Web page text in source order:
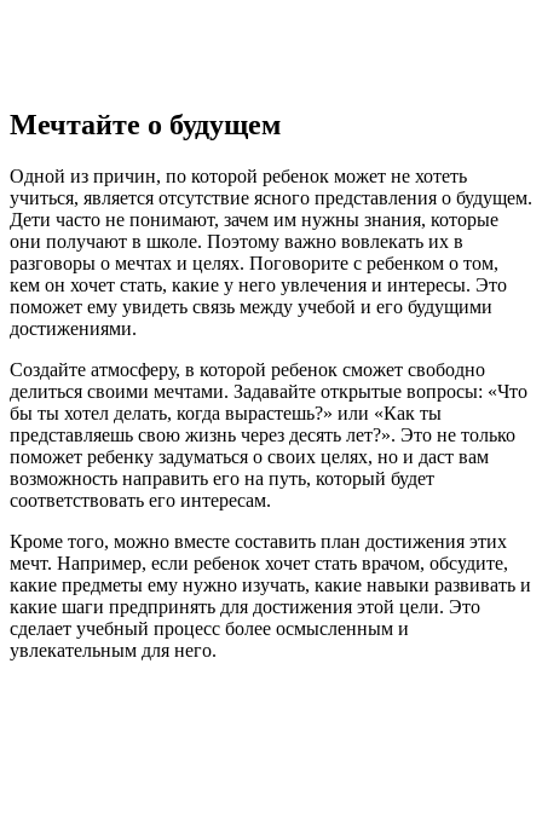
Мечтайте о будущем
Одной из причин, по которой ребенок может не хотеть
учиться, является отсутствие ясного представления о будущем.
Дети часто не понимают, зачем им нужны знания, которые
они получают в школе. Поэтому важно вовлекать их в
разговоры о мечтах и целях. Поговорите с ребенком о том,
кем он хочет стать, какие у него увлечения и интересы. Это
поможет ему увидеть связь между учебой и его будущими
достижениями.
Создайте атмосферу, в которой ребенок сможет свободно
делиться своими мечтами. Задавайте открытые вопросы: «Что
бы ты хотел делать, когда вырастешь?» или «Как ты
представляешь свою жизнь через десять лет?». Это не только
поможет ребенку задуматься о своих целях, но и даст вам
возможность направить его на путь, который будет
соответствовать его интересам.
Кроме того, можно вместе составить план достижения этих
мечт. Например, если ребенок хочет стать врачом, обсудите,
какие предметы ему нужно изучать, какие навыки развивать и
какие шаги предпринять для достижения этой цели. Это
сделает учебный процесс более осмысленным и
увлекательным для него.